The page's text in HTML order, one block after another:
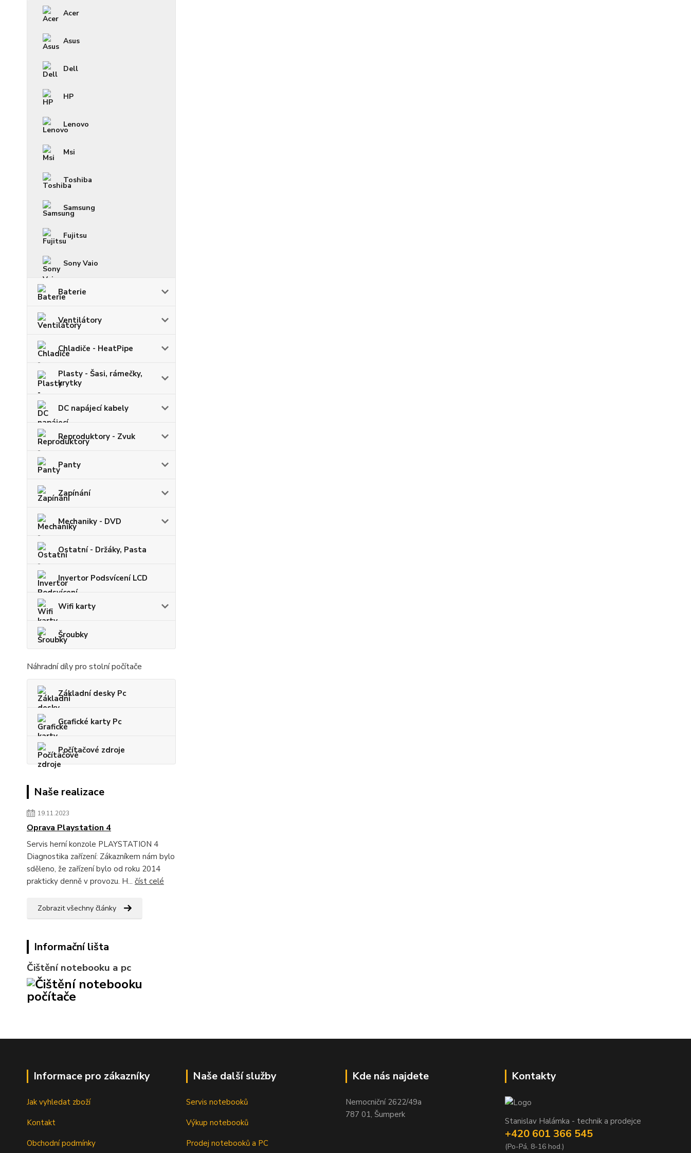
Acer
Asus
Dell
HP
Lenovo
Msi
Toshiba
Samsung
Fujitsu
Sony Vaio
Baterie
Ventilátory
Chladiče - HeatPipe
Plasty - Šasi, rámečky,
krytky
DC napájecí kabely
Reproduktory - Zvuk
Panty
Zapínání
Mechaniky - DVD
Ostatní - Držáky, Pasta
Invertor Podsvícení LCD
Wifi karty
Šroubky
Náhradní díly pro stolní počítače
Základní desky Pc
Grafické karty Pc
Počítačové zdroje
Naše realizace
19.11.2023
Oprava Playstation 4
Servis herní konzole PLAYSTATION 4
Diagnostika zařízení: Zákazníkem nám bylo
sděleno, že zařízení bylo od roku 2014
prakticky denně v provozu. H... číst celé
Zobrazit všechny články
Informační lišta
Čištění notebooku a pc
Informace pro zákazníky
Jak vyhledat zboží
Kontakt
Obchodní podmínky
Naše další služby
Servis notebooků
Výkup notebooků
Prodej notebooků a PC
Kde nás najdete
Nemocniční 2622/49a
787 01, Šumperk
Kontakty
Stanislav Halámka - technik a prodejce
+420 601 366 545
(Po-Pá, 8-16 hod.)